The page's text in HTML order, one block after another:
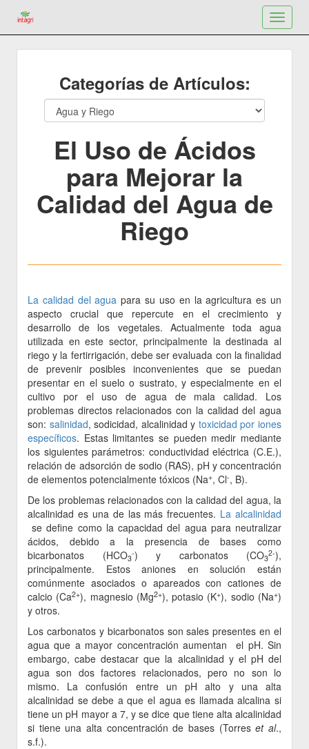
Toggle
Categorías de Artículos:
El Uso de Ácidos
para Mejorar la
Calidad del Agua de
Riego
La calidad del agua para su uso en la agricultura es un
aspecto crucial que repercute en el crecimiento y
desarrollo de los vegetales. Actualmente toda agua
utilizada en este sector, principalmente la destinada al
riego y la fertirrigación, debe ser evaluada con la finalidad
de prevenir posibles inconvenientes que se puedan
presentar en el suelo o sustrato, y especialmente en el
cultivo por el uso de agua de mala calidad. Los
problemas directos relacionados con la calidad del agua
son: salinidad, sodicidad, alcalinidad y toxicidad por iones
específicos. Estas limitantes se pueden medir mediante
los siguientes parámetros: conductividad eléctrica (C.E.),
relación de adsorción de sodio (RAS), pH y concentración
de elementos potencialmente tóxicos (Na+, Cl-, B).
De los problemas relacionados con la calidad del agua, la
alcalinidad es una de las más frecuentes. La alcalinidad
se define como la capacidad del agua para neutralizar
ácidos, debido a la presencia de bases como
bicarbonatos (HCO3
-) y carbonatos (CO3
2-),
principalmente. Estos aniones en solución están
comúnmente asociados o apareados con cationes de
calcio (Ca2+), magnesio (Mg2+), potasio (K+), sodio (Na+)
y otros.
Los carbonatos y bicarbonatos son sales presentes en el
agua que a mayor concentración aumentan el pH. Sin
embargo, cabe destacar que la alcalinidad y el pH del
agua son dos factores relacionados, pero no son lo
mismo. La confusión entre un pH alto y una alta
alcalinidad se debe a que el agua es llamada alcalina si
tiene un pH mayor a 7, y se dice que tiene alta alcalinidad
si tiene una alta concentración de bases (Torreset al.,
s.f.).